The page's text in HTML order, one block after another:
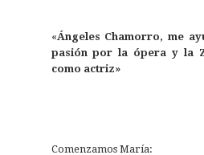
«Ángeles Chamorro, me
pasión por la ópera y la
como actriz»
Comenzamos María: